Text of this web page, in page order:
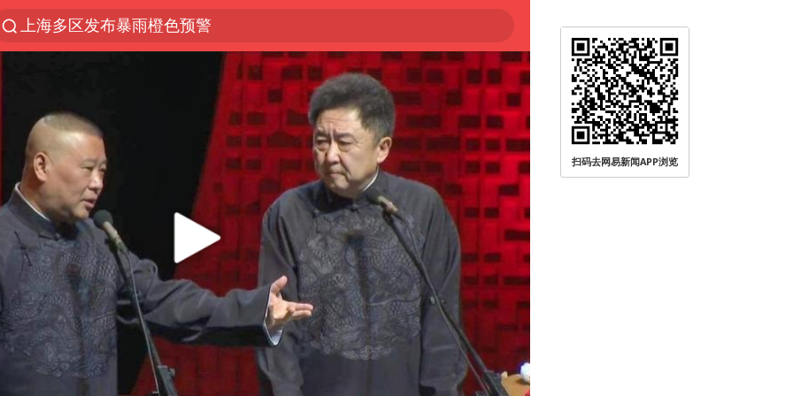
上海多区发布暴雨橙色预警
台风“白海豚”登陆 各地各部门全力应对
上海地铁4条线路全线停运
宇树申购 中一签有望赚20万元
白海豚路径图
白海豚可深入内陆制造大范围风雨
七旬老人被女主播骗8万
男子结婚8年3个女儿都不是亲生
欧菲光发布澄清公告
NBA传奇教练老尼尔森去世
扫码去网易新闻APP浏览